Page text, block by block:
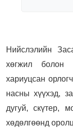
Нийслэлийн
хөгжил болон
хариуцсан орлогч
насны хүүхэд,
дугуй, скүтер,
хөдөлгөөнд